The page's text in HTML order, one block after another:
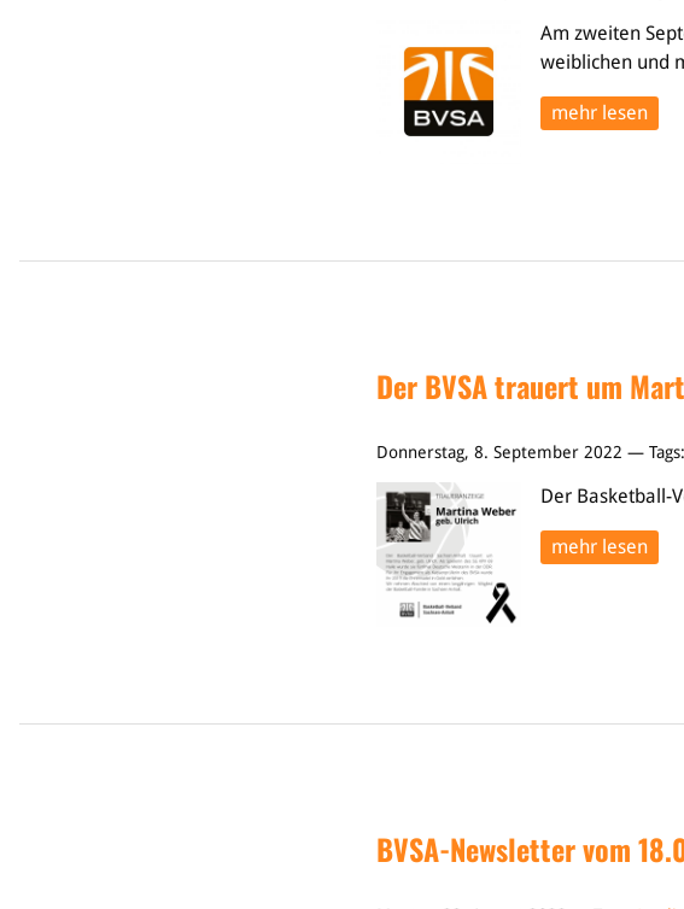
Am zweiten
weiblichen und
mehr lesen
Der BVSA trauert um
Donnerstag, 8. September 2022 — Tags:
Der Basketball-
mehr lesen
BVSA-Newsletter vom